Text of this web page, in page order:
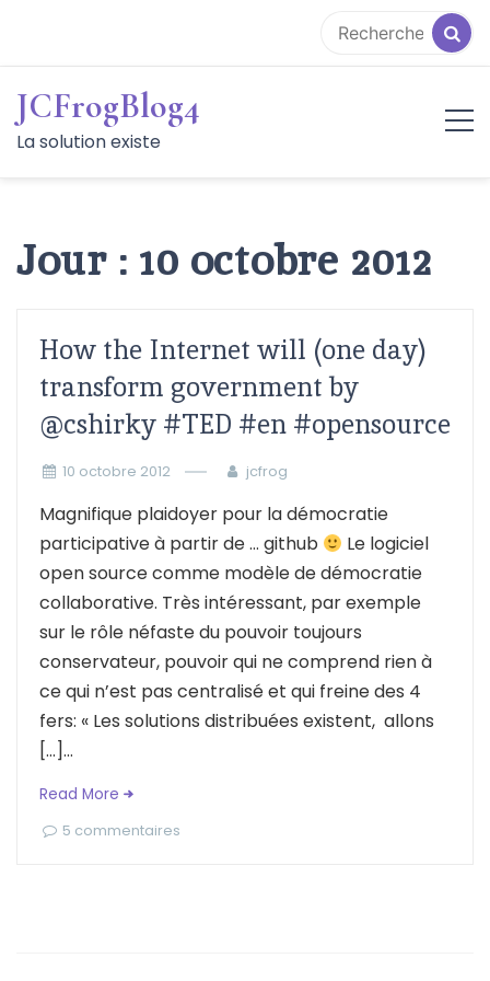
contenu
JCFrogBlog4
La solution existe
Jour : 10 octobre 2012
How the Internet will (one day)
transform government by
@cshirky #TED #en #opensource
10 octobre 2012 jcfrog
Magnifique plaidoyer pour la démocratie
participative à partir de … github
Le logiciel
open source comme modèle de démocratie
collaborative. Très intéressant, par exemple
sur le rôle néfaste du pouvoir toujours
conservateur, pouvoir qui ne comprend rien à
ce qui n’est pas centralisé et qui freine des 4
fers: « Les solutions distribuées existent, allons
[…]...
Read More
5 commentaires